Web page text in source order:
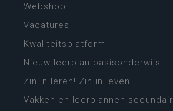
Webshop
Vacatures
Kwaliteitsplatform
Nieuw leerplan basisonderwijs
Zin in leren! Zin in leven!
Vakken en leerplannen